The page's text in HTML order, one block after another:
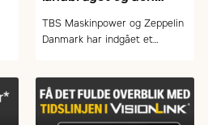
TBS Maskinpower og Zeppelin
Danmark har indgået et